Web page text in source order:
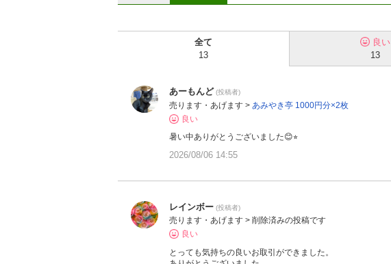
全て
13
良い
13
あーもんど (投稿者)
売ります・あげます > あみやき亭 1000円分×2枚
良い
暑い中ありがとうございました😊⭐︎
2026/08/06 14:55
レインボー (投稿者)
売ります・あげます > 削除済みの投稿です
良い
とっても気持ちの良いお取引ができました。